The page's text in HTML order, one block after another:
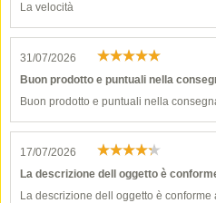
La velocità
31/07/2026
Buon prodotto e puntuali nella
Buon prodotto e puntuali nella
17/07/2026
La descrizione dell oggetto è
La descrizione dell oggetto è conforme